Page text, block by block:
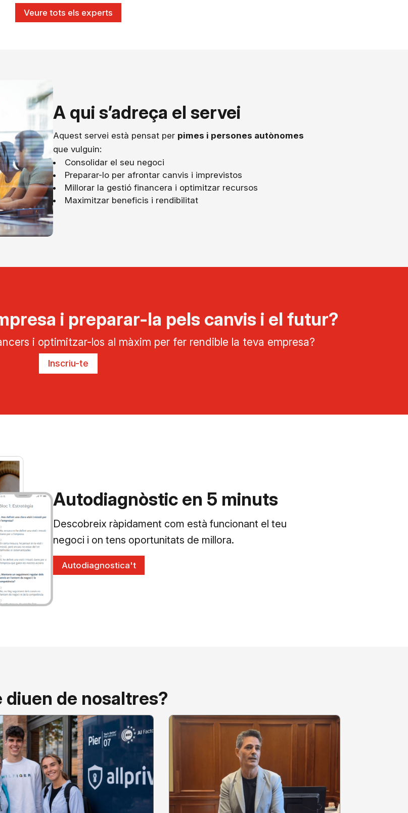
Veure tots els experts
A qui s’adreça el servei
Aquest servei està pensat per pimes i persones autònomes
que vulguin:
Consolidar el seu negoci
Preparar-lo per afrontar canvis i imprevistos
Millorar la gestió financera i optimitzar recursos
Maximitzar beneficis i rendibilitat
i preparar-la pels canvis i el futur?
i optimitzar-los al màxim per fer rendible la teva empresa?
Inscriu-te
Autodiagnòstic en 5 minuts
Descobreix ràpidament com està funcionant el teu
negoci i on tens oportunitats de millora.
Autodiagnostica't
diuen de nosaltres?